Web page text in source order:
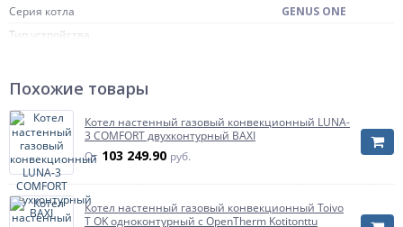
Серия котла
GENUS ONE
Тип устройства
газовый котел, работа которого основана на
принципе конденсации.Они имеют
повышенный КПД, по сравнению с
конвекционными(традиционными).
Цифровой протокол(шина)
Цифровой протокол(шина)
протокол связи, используемый в устройствах
(котлах) систем отопления для связи между
котлом отопления и контроллером.
Похожие товары
Котел настенный газовый конвекционный LUNA-
3 COMFORT двухконтурный BAXI
От 103 249.90 руб.
Котел настенный газовый конвекционный Toivo
T OK одноконтурный с OpenTherm Kotitonttu